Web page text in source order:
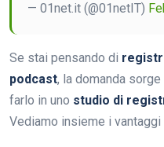
— 01net.it (@01netIT)
Se stai pensando di
podcast, la domanda
farlo in uno studio di
Vediamo insieme i